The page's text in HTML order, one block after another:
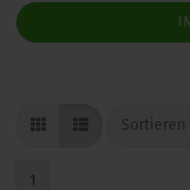
Sortieren
Sortieren
1